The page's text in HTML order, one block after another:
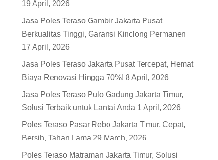
19 April, 2026
Jasa Poles Teraso Gambir Jakarta Pusat
Berkualitas Tinggi, Garansi Kinclong Permanen
17 April, 2026
Jasa Poles Teraso Jakarta Pusat Tercepat, Hemat
Biaya Renovasi Hingga 70%! 8 April, 2026
Jasa Poles Teraso Pulo Gadung Jakarta Timur,
Solusi Terbaik untuk Lantai Anda 1 April, 2026
Poles Teraso Pasar Rebo Jakarta Timur, Cepat,
Bersih, Tahan Lama 29 March, 2026
Poles Teraso Matraman Jakarta Timur, Solusi